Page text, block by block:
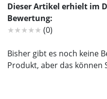
Dieser Artikel erhielt im
Bewertung:
★★★★★ (0)
Bisher gibt es noch keine
Produkt, aber das können